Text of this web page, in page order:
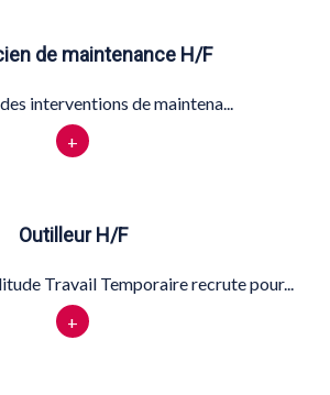
de maintenance H/F
interventions de maintena...
+
Outilleur H/F
Travail Temporaire recrute pour...
+